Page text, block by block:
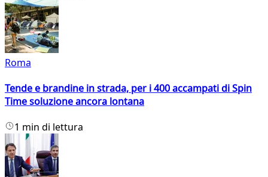
Roma
Tende e brandine in strada, per i 400 accampati di Spin
Time soluzione ancora lontana
1 min di lettura